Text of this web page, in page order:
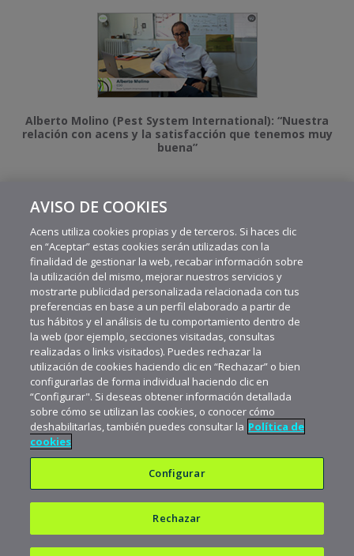
Alberto Molino (Pest System International): “Nuestra
relación con acens y la satisfacción que tenemos muy
buena”
MÁS VIDEOS RECIENTES
Política de privacidad
Política de cookies
AVISO DE COOKIES
Acens utiliza cookies propias y de terceros. Si haces clic
en “Aceptar” estas cookies serán utilizadas con la
finalidad de gestionar la web, recabar información sobre
la utilización del mismo, mejorar nuestros servicios y
mostrarte publicidad personalizada relacionada con tus
preferencias en base a un perfil elaborado a partir de
tus hábitos y el análisis de tu comportamiento dentro de
la web (por ejemplo, secciones visitadas, consultas
realizadas o links visitados). Puedes rechazar la
utilización de cookies haciendo clic en “Rechazar” o bien
configurarlas de forma individual haciendo clic en
“Configurar". Si deseas obtener información detallada
sobre cómo se utilizan las cookies, o conocer cómo
deshabilitarlas, también puedes consultar la Política de
cookies
Configurar
Rechazar